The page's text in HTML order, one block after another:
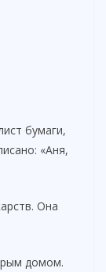
бумаги,
«Аня,
Она
домом.